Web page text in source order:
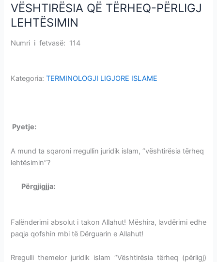
VËSHTIRËSIA QË TËRHEQ-PËRLIGJ
LEHTËSIMIN
Numri i fetvasë: 114
Kategoria:TERMINOLOGJI LIGJORE ISLAME
Pyetje:
A mund ta sqaroni rregullin juridik islam, “vështirësia tërheq
lehtësimin”?
Përgjigjja:
Falënderimi absolut i takon Allahut! Mëshira, lavdërimi edhe
paqja qofshin mbi të Dërguarin e Allahut!
Rregulli themelor juridik islam “Vështirësia tërheq (përligj)
VËSHTIRËSIA
QË
TËRHEQ-
PËRLIGJ